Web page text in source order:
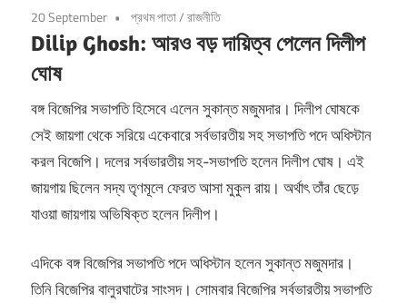
20 September প্রথম পাতা/রাজনীতি
Dilip Ghosh: আরও বড় দায়িত্ব পেলেন দিলীপ
ঘোষ
বঙ্গ বিজেপির সভাপতি হিসেবে এলেন সুকান্ত মজুমদার। দিলীপ ঘোষকে
সেই জায়গা থেকে সরিয়ে একেবারে সর্বভারতীয় সহ সভাপতি পদে অধিস্টান
করল বিজেপি। দলের সর্বভারতীয় সহ-সভাপতি হলেন দিলীপ ঘোষ। এই
জায়গায় ছিলেন সদ্য তৃণমূলে ফেরত আসা মুকুল রায়। অর্থাৎ তাঁর ছেড়ে
যাওয়া জায়গায় অভিষিক্ত হলেন দিলীপ।
এদিকে বঙ্গ বিজেপির সভাপতি পদে অধিস্টান হলেন সুকান্ত মজুমদার।
তিনি বিজেপির বালুরঘাটের সাংসদ। সোমবার বিজেপির সর্বভারতীয় সভাপতি